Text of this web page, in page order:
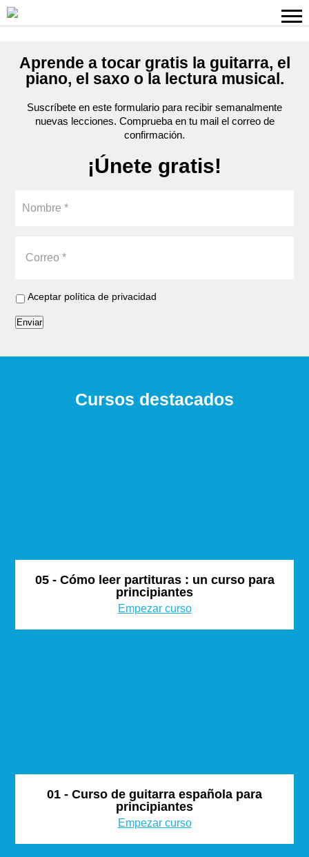
Aprende a tocar gratis la guitarra, el
piano, el saxo o la lectura musical.
Suscríbete en este formulario para recibir semanalmente
nuevas lecciones. Comprueba en tu mail el correo de
confirmación.
¡Únete gratis!
Aceptar política de privacidad
Enviar
Cursos destacados
05 - Cómo leer partituras : un curso para
principiantes
Empezar curso
01 - Curso de guitarra española para
principiantes
Empezar curso